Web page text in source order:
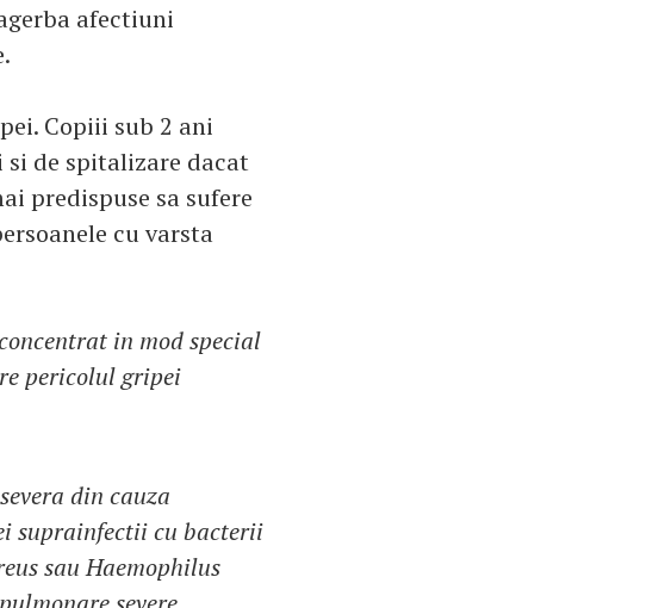
afectiuni
Copiii sub 2 ani
de spitalizare dacat
predispuse sa sufere
cu varsta
in mod special
pericolul gripei
din cauza
suprainfectii cu bacterii
sau Haemophilus